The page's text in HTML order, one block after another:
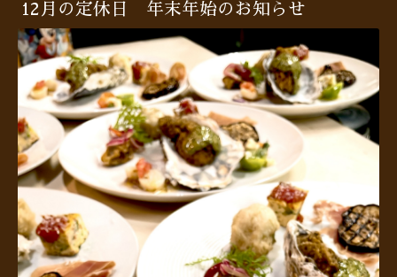
12月の定休日 年末年始のお知らせ